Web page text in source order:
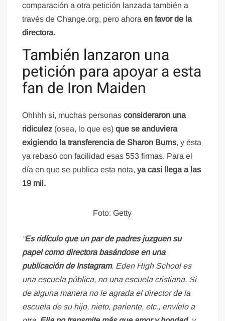
comparación a otra petición lanzada también a
través de Change.org, pero ahoraen favor de la
directora.
También lanzaron una
petición para apoyar a esta
fan de Iron Maiden
Ohhhh sí, muchas personasconsideraron una
ridiculez (osea, lo que es)que se anduviera
exigiendo la transferencia de Sharon Burns, y ésta
ya rebasó con facilidad esas 553 firmas. Para el
día en que se publica esta nota,ya casi llega a las
19 mil.
Foto: Getty
“Es ridículo que un par de padres juzguen su
papel como directora basándose en una
publicación de Instagram. Eden High School es
una escuela pública, no una escuela cristiana. Si
de alguna manera no le agrada el director de la
escuela de su hijo, nieto, pariente, etc., envíelo a